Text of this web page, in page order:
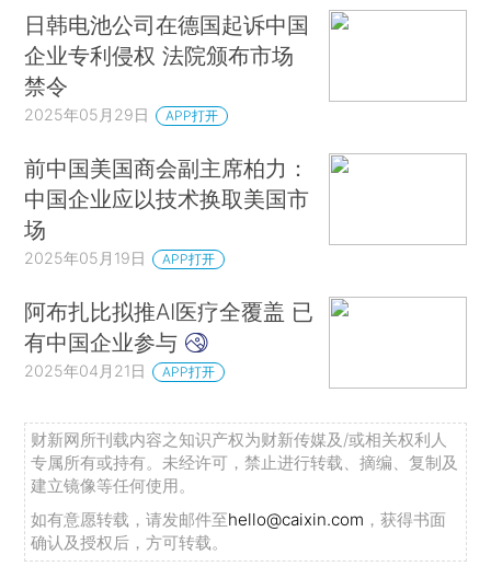
日韩电池公司在德国起诉中国
企业专利侵权 法院颁布市场
禁令
2025年05月29日 APP打开
前中国美国商会副主席柏力：
中国企业应以技术换取美国市
场
2025年05月19日 APP打开
阿布扎比拟推AI医疗全覆盖 已
有中国企业参与
2025年04月21日 APP打开
财新网所刊载内容之知识产权为财新传媒及/或相关权利人
专属所有或持有。未经许可，禁止进行转载、摘编、复制及
建立镜像等任何使用。
如有意愿转载，请发邮件至hello@caixin.com ，获得书面
确认及授权后，方可转载。